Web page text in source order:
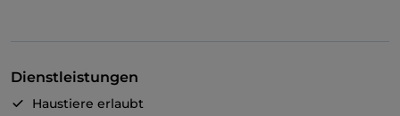
Dienstleistungen
Haustiere erlaubt